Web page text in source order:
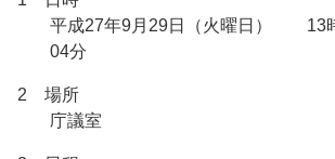
平成27年9月29日（火曜日） 13
04分
2 場所
庁議室